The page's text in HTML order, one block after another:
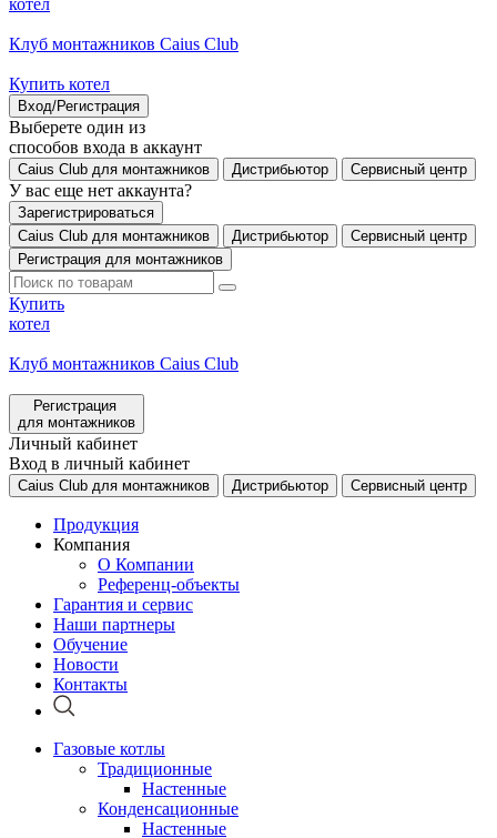
котел
Клуб монтажников Caius Club
Купить котел
Вход/Регистрация
Выберете один из
способов входа в аккаунт
Caius Club для монтажников Дистрибьютор Сервисный центр
У вас еще нет аккаунта?
Зарегистрироваться
Caius Club для монтажников
Дистрибьютор
Сервисный центр
Регистрация для монтажников
Купить
котел
Клуб монтажников Caius Club
Регистрация
для монтажников
Личный кабинет
Вход в личный кабинет
Caius Club для монтажников Дистрибьютор Сервисный центр
Продукция
Компания
О Компании
Референц-объекты
Гарантия и сервис
Наши партнеры
Обучение
Новости
Контакты
Газовые котлы
Традиционные
Настенные
Конденсационные
Настенные